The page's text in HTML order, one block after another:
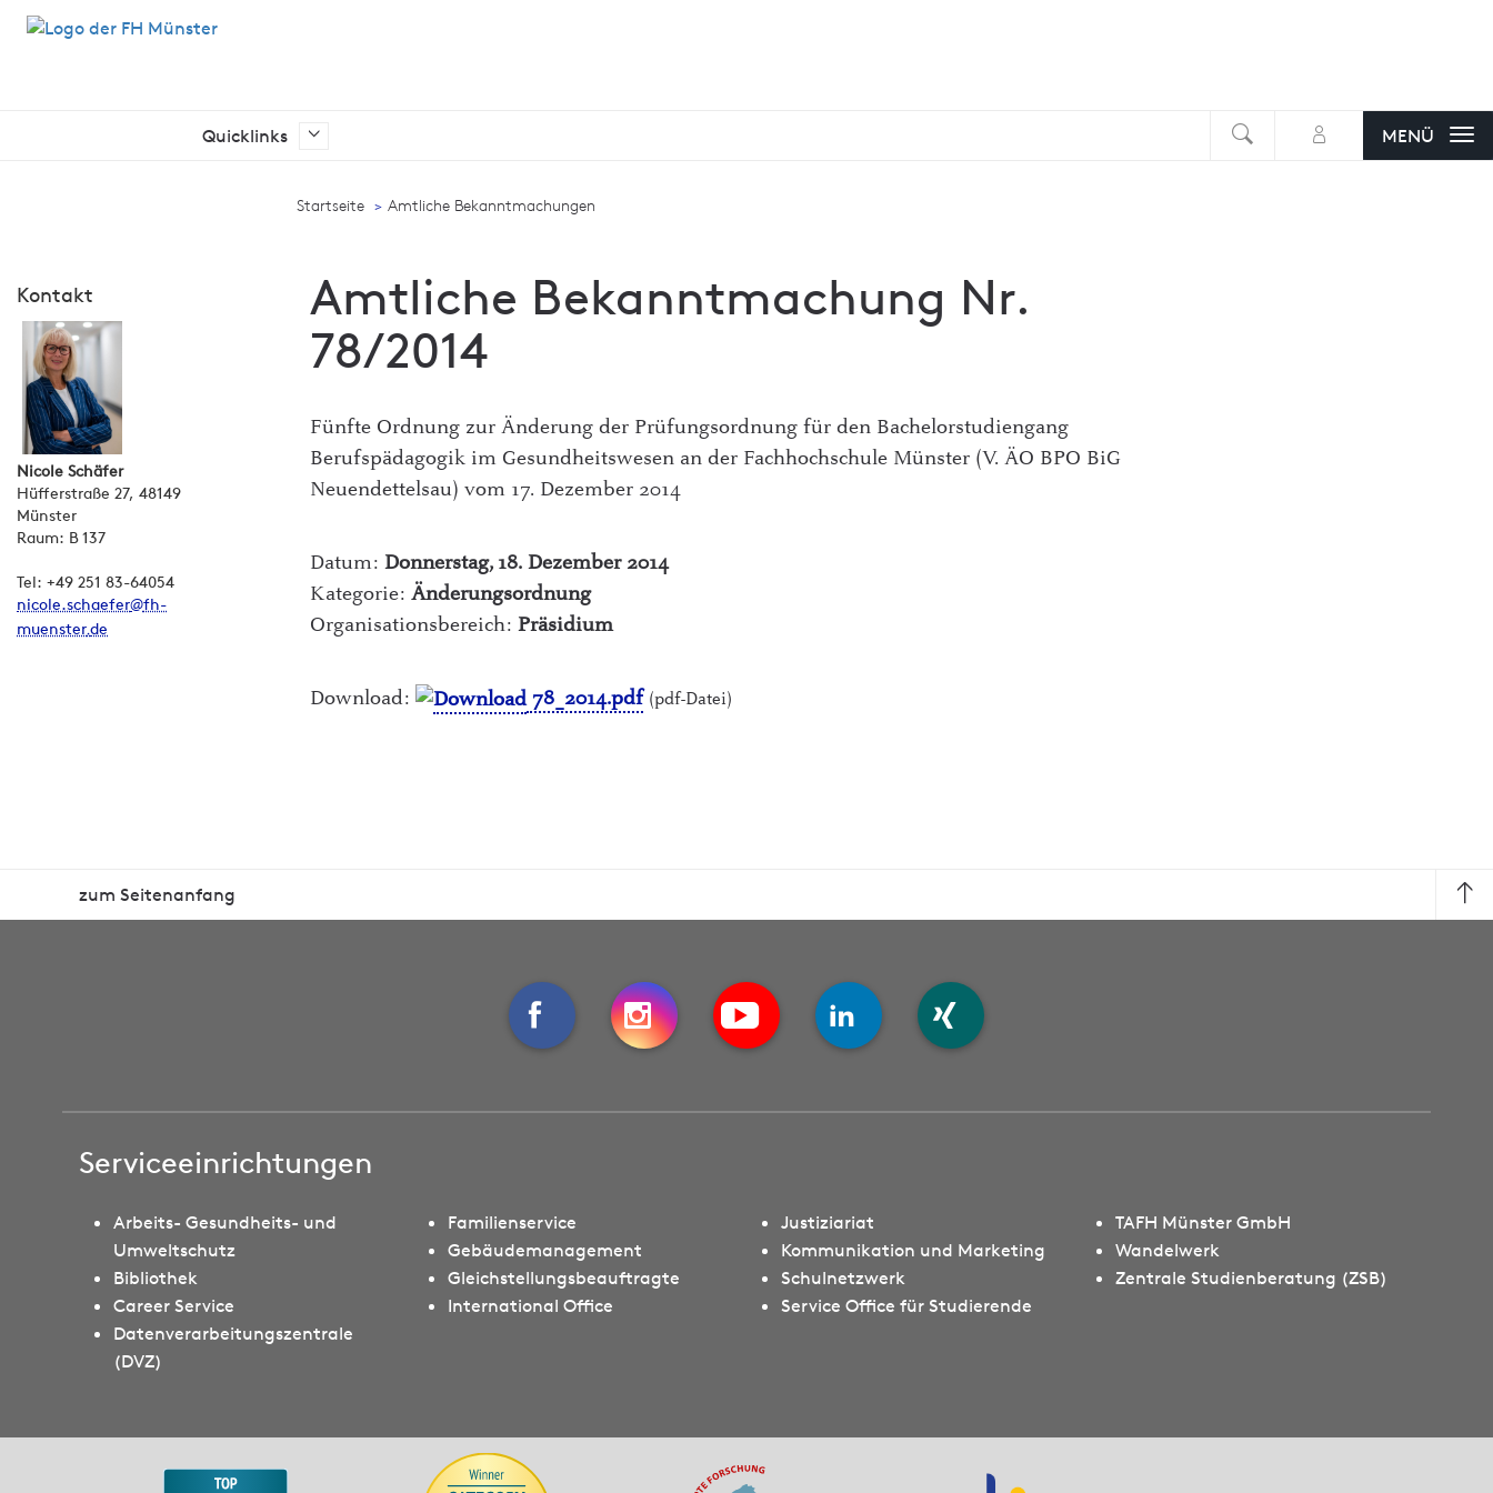
suchen
Quicklinks MENÜ
Startseite Amtliche Bekanntmachungen
Amtliche Bekanntmachung Nr.
78/2014
Fünfte Ordnung zur Änderung der Prüfungsordnung für den Bachelorstudiengang
Berufspädagogik im Gesundheitswesen an der Fachhochschule Münster (V. ÄO BPO BiG
Neuendettelsau) vom 17. Dezember 2014
Datum:Donnerstag, 18. Dezember 2014
Kategorie:Änderungsordnung
Organisationsbereich:Präsidium
Download: 78_2014.pdf (pdf-Datei)
Kontakt
Nicole Schäfer
Hüfferstraße 27, 48149
Münster
Raum: B 137
Tel: +49 251 83-64054
nicole.schaefer
fh-
muensterde
zum Seitenanfang
Serviceeinrichtungen
Arbeits- Gesundheits- und
Umweltschutz
Bibliothek
Career Service
Datenverarbeitungszentrale
(DVZ)
Familienservice
Gebäudemanagement
Gleichstellungsbeauftragte
International Office
Justiziariat
Kommunikation und Marketing
Schulnetzwerk
Service Office für Studierende
TAFH Münster GmbH
Wandelwerk
Zentrale Studienberatung (ZSB)